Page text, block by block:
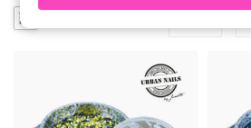
in